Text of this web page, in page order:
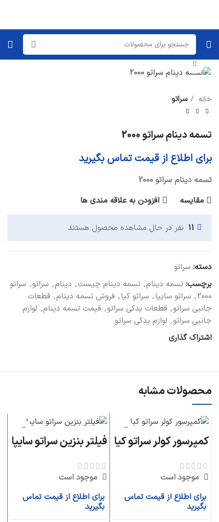
خانه سراتو
تسمه دینام سراتو 2000
برای اطلاع از قیمت تماس بگیرید
تسمه دینام سراتو 2000
مقایسه
افزودن به علاقه مندی ها
11 نفر در حال مشاهده محصول هستند
دسته: سراتو
برچسب: تسمه دینام, تسمه دینام چیست, دینام, سراتو, سراتو
2000
, سراتو سایپا, سراتو کیا, فروش تسمه دینام, قطعات
جانبی سراتو, قطعات یدکی سراتو, قیمت تسمه دینام, لوازم
جانبی سراتو, لوازم یدکی سراتو
اشتراک گذاری
محصولات مشابه
کمپرسور کولر سراتو کیا
موجود است
برای اطلاع از قیمت تماس
بگیرید
فیلتر بنزین سراتو سایپا
موجود است
برای اطلاع از قیمت تماس
بگیرید